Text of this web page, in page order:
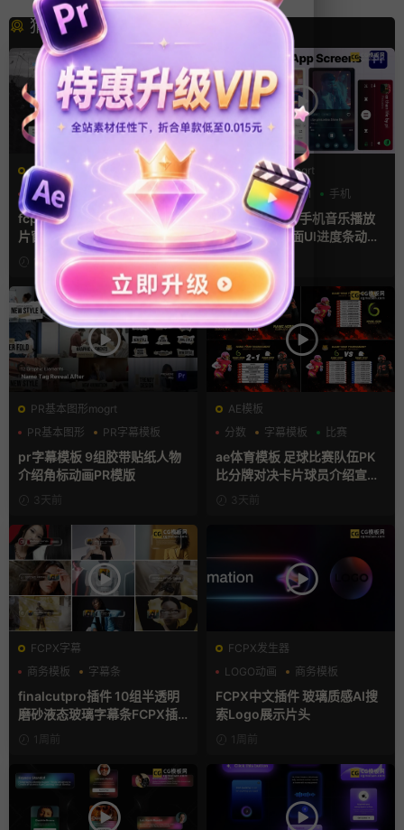
猜你喜欢
FCPX字幕
字幕模板
弹窗 文字动画
fcpx插件 9组高光标注文字卡
片窗口小组件浮窗
1分钟前
PR基本图形mogrt
PR基本图形
UI 手机
Premiere模板 手机音乐播放
器App软件界面UI进度条动画
视频样机pr模版
23小时前
PR基本图形mogrt
PR基本图形
PR字幕模板
人物介绍
pr字幕模板 9组胶带贴纸人物
介绍角标动画PR模版
3天前
AE模板
分数
字幕模板 比赛
ae体育模板 足球比赛队伍PK
比分牌对决卡片球员介绍宣传
视频AE模板
3天前
FCPX字幕
商务模板
字幕条
finalcutpro插件 10组半透明
磨砂液态玻璃字幕条FCPX插
1周前
FCPX发生器
LOGO动画
商务模板
支持Intel+M芯片
FCPX中文插件 玻璃质感AI搜
索Logo展示片头
1周前